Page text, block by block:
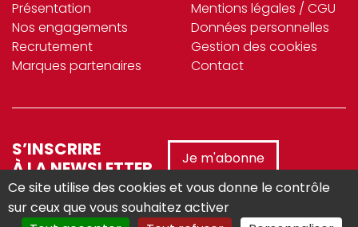
Présentation
Nos engagements
Recrutement
Marques partenaires
Mentions légales / CGU
Données personnelles
Gestion des cookies
Contact
S’INSCRIRE
À LA NEWSLETTER
Je m'abonne
Ce site utilise des cookies et vous donne le contrôle
sur ceux que vous souhaitez activer